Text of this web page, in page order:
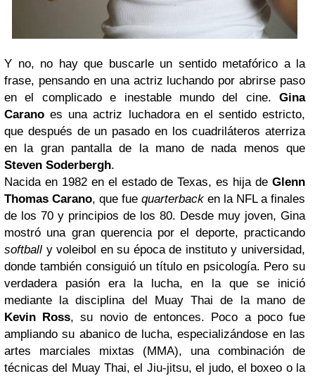
Y no, no hay que buscarle un sentido metafórico a la
frase, pensando en una actriz luchando por abrirse paso
en el complicado e inestable mundo del cine. Gina
Carano es una actriz luchadora en el sentido estricto,
que después de un pasado en los cuadriláteros aterriza
en la gran pantalla de la mano de nada menos que
Steven Soderbergh.
Nacida en 1982 en el estado de Texas, es hija de Glenn
Thomas Carano, que fue quarterback en la NFL a finales
de los 70 y principios de los 80. Desde muy joven, Gina
mostró una gran querencia por el deporte, practicando
softball y voleibol en su época de instituto y universidad,
donde también consiguió un título en psicología. Pero su
verdadera pasión era la lucha, en la que se inició
mediante la disciplina del Muay Thai de la mano de
Kevin Ross, su novio de entonces. Poco a poco fue
ampliando su abanico de lucha, especializándose en las
artes marciales mixtas (MMA), una combinación de
técnicas del Muay Thai, el Jiu-jitsu, el judo, el boxeo o la